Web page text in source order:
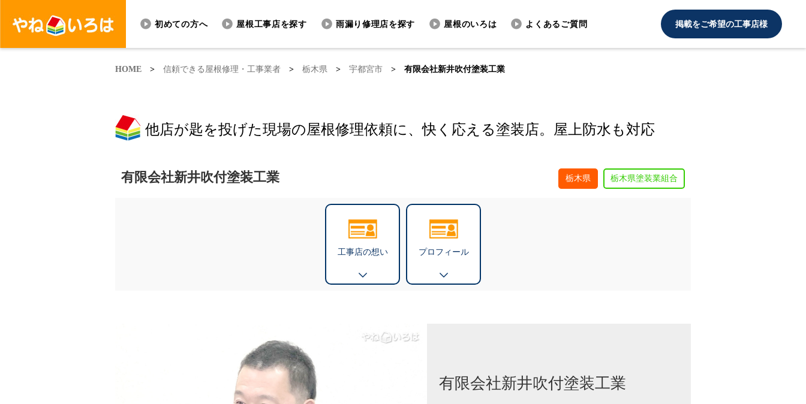
初めての方へ 屋根工事店を探す 雨漏り修理店を探す 屋根のいろは よくあるご質問 掲載をご希望の工事店様
HOME > 信頼できる屋根修理・工事業者 > 栃木県 > 宇都宮市 > 有限会社新井吹付塗装工業
他店が匙を投げた現場の屋根修理依頼に、快く応える塗装店。屋上防水も対応
有限会社新井吹付塗装工業 栃木県 栃木県塗装業組合
工事店の想い プロフィール
有限会社新井吹付塗装工業